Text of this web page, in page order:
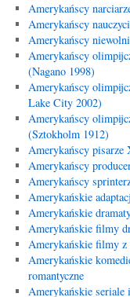
Amerykańscy
Amerykańscy
Amerykańscy
Amerykańscy
(Nagano 1998)
Amerykańscy
Lake City 2002)
Amerykańscy
(Sztokholm 1912)
Amerykańscy pisarze
Amerykańscy
Amerykańscy
Amerykańskie
Amerykańskie
Amerykańskie filmy
Amerykańskie filmy z
Amerykańskie
romantyczne
Amerykańskie seriale